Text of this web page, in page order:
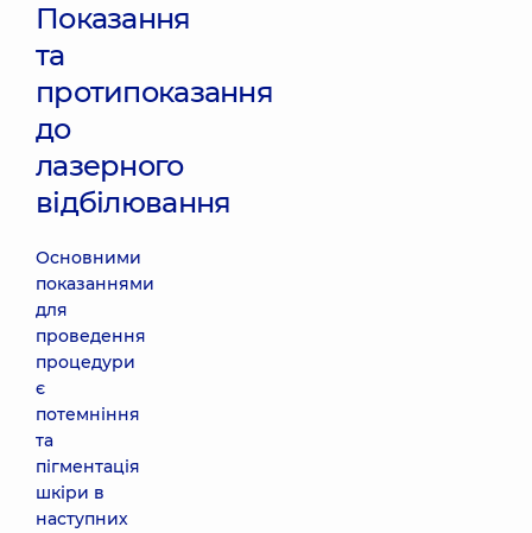
Показання
та
протипоказання
до
лазерного
відбілювання
Основними
показаннями
для
проведення
процедури
є
потемніння
та
пігментація
шкіри в
наступних